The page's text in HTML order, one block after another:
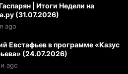
| Итоги Недели на
(31.07.2026)
ago
Евстафьев в программе «Казус
(24.07.2026)
ago